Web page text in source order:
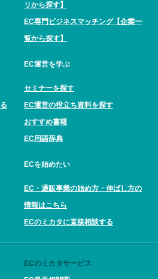
リから探す】
EC専門ビジネスマッチング【企業一
覧から探す】
EC運営を学ぶ
セミナーを探す
EC運営の役立ち資料を探す
おすすめ書籍
EC用語辞典
ECを始めたい
EC・通販事業の始め方・伸ばし方の
情報はこちら
ECのミカタに直接相談する
ECのミカタサービス